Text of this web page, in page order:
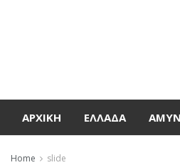
ΑΡΧΙΚΉ ΕΛΛΆΔΑ
Home slide